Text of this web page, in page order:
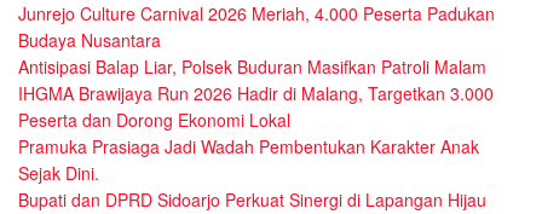
Junrejo Culture Carnival 2026 Meriah, 4.000 Peserta Padukan
Budaya Nusantara
Antisipasi Balap Liar, Polsek Buduran Masifkan Patroli Malam
IHGMA Brawijaya Run 2026 Hadir di Malang, Targetkan 3.000
Peserta dan Dorong Ekonomi Lokal
Pramuka Prasiaga Jadi Wadah Pembentukan Karakter Anak
Sejak Dini.
Bupati dan DPRD Sidoarjo Perkuat Sinergi di Lapangan Hijau